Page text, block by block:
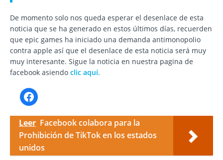
De momento solo nos queda esperar el desenlace de esta
noticia que se ha generado en estos últimos días, recuerden
que epic games ha iniciado una demanda antimonopolio
contra apple así que el desenlace de esta noticia será muy
muy interesante. Sigue la noticia en nuestra pagina de
facebook asiendo clic aquí.
Leer Facebook colabora para la
Prohibición de TikTok en los estados
unidos